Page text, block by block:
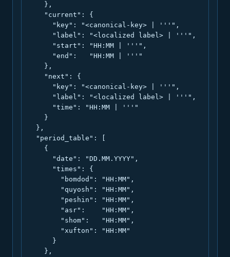
    },
    "current": {
      "key": "<canonical-key> | '''",
      "label": "<localized label> | '''",
      "start": "HH:MM | '''",
      "end":   "HH:MM | '''"
    },
    "next": {
      "key": "<canonical-key> | '''",
      "label": "<localized label> | '''",
      "time": "HH:MM | '''"
    }
  },
  "period_table": [
    {
      "date": "DD.MM.YYYY",
      "times": {
        "bomdod": "HH:MM",
        "quyosh": "HH:MM",
        "peshin": "HH:MM",
        "asr":    "HH:MM",
        "shom":   "HH:MM",
        "xufton": "HH:MM"
      }
    },